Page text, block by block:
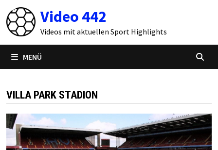
Zum
Inhalt
springen
Video 442
Videos mit aktuellen Sport Highlights
MENÜ
VILLA PARK STADION